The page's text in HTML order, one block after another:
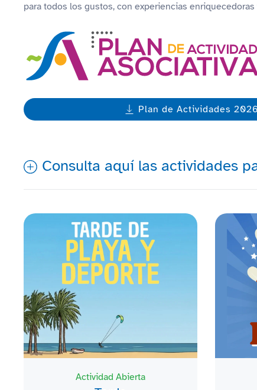
para todos los gustos, con experiencias
Plan de Actividades
Consulta aquí las actividades
Actividad Abierta